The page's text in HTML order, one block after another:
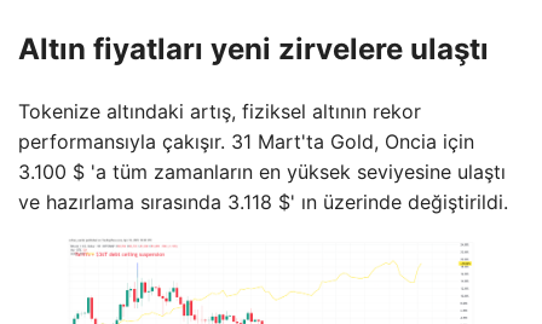
Altın fiyatları yeni zirvelere ulaştı
Tokenize altındaki artış, fiziksel altının rekor
performansıyla çakışır. 31 Mart'ta Gold, Oncia için
3.100 $ 'a tüm zamanların en yüksek seviyesine ulaştı
ve hazırlama sırasında 3.118 $' ın üzerinde değiştirildi.